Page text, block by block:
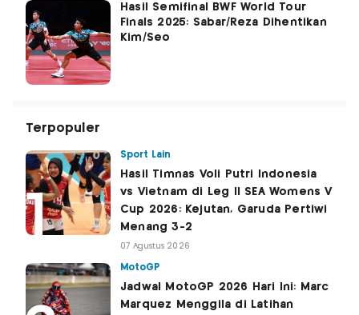
Hasil Semifinal BWF World Tour
Finals 2025: Sabar/Reza Dihentikan
Kim/Seo
Terpopuler
Sport Lain
Hasil Timnas Voli Putri Indonesia
vs Vietnam di Leg II SEA Womens V
Cup 2026: Kejutan, Garuda Pertiwi
Menang 3-2
07 Agustus 2026
MotoGP
Jadwal MotoGP 2026 Hari Ini: Marc
Marquez Menggila di Latihan